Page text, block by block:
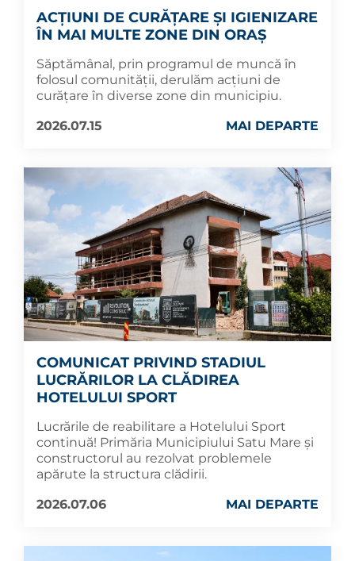
ACȚIUNI DE CURĂȚARE ȘI IGIENIZARE
ÎN MAI MULTE ZONE DIN ORAȘ
Săptămânal, prin programul de muncă în
folosul comunității, derulăm acțiuni de
curățare în diverse zone din municipiu.
2026.07.15
MAI DEPARTE
COMUNICAT PRIVIND STADIUL
LUCRĂRILOR LA CLĂDIREA
HOTELULUI SPORT
Lucrările de reabilitare a Hotelului Sport
continuă! Primăria Municipiului Satu Mare și
constructorul au rezolvat problemele
apărute la structura clădirii.
2026.07.06
MAI DEPARTE